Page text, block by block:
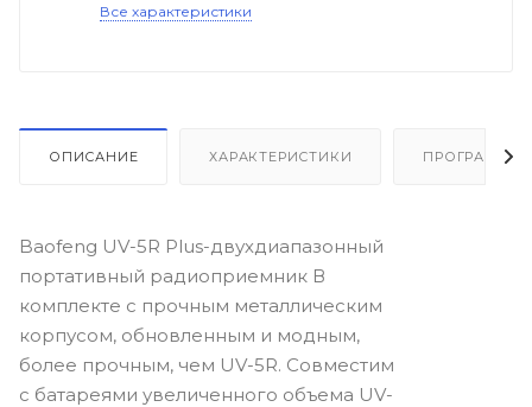
Все характеристики
ОПИСАНИЕ ХАРАКТЕРИСТИКИ ПРОГРАММЫ
Baofeng UV-5R Plus-двухдиапазонный
портативный радиоприемник В
комплекте с прочным металлическим
корпусом, обновленным и модным,
более прочным, чем UV-5R. Совместим
с батареями увеличенного объема UV-